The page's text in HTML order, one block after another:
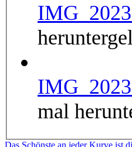
mal
Das Schönste an jeder Kurve ist